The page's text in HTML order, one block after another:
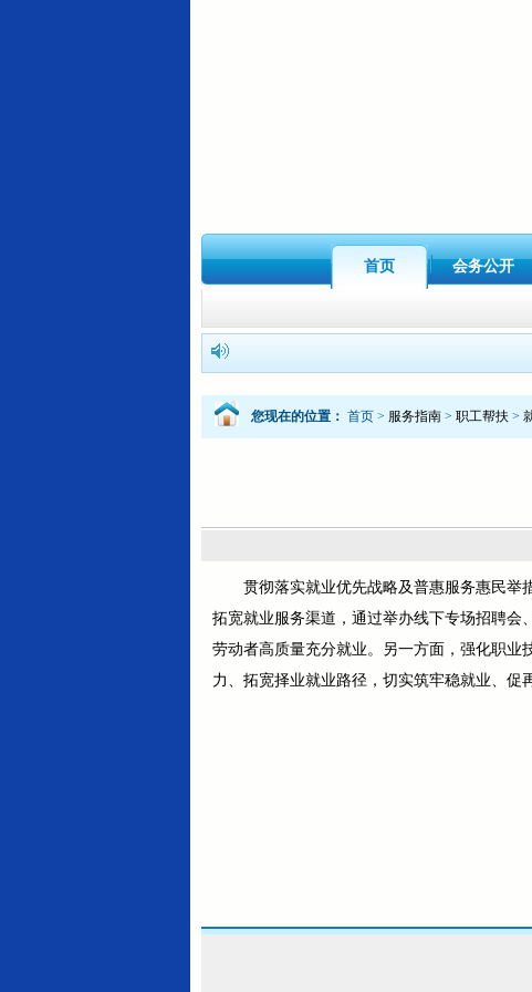
首页 会务公开
您现在的位置： 首页 > 服务指南 > 职工帮扶 >
贯彻落实就业优先战略及普惠服务惠民举
拓宽就业服务渠道，通过举办线下专场招聘会
劳动者高质量充分就业。另一方面，强化职业
力、拓宽择业就业路径，切实筑牢稳就业、促